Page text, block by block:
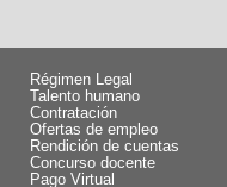
Régimen Legal
Talento humano
Contratación
Ofertas de empleo
Rendición de cuentas
Concurso docente
Pago Virtual